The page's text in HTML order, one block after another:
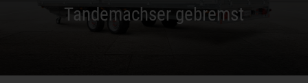
Tandemachser gebremst